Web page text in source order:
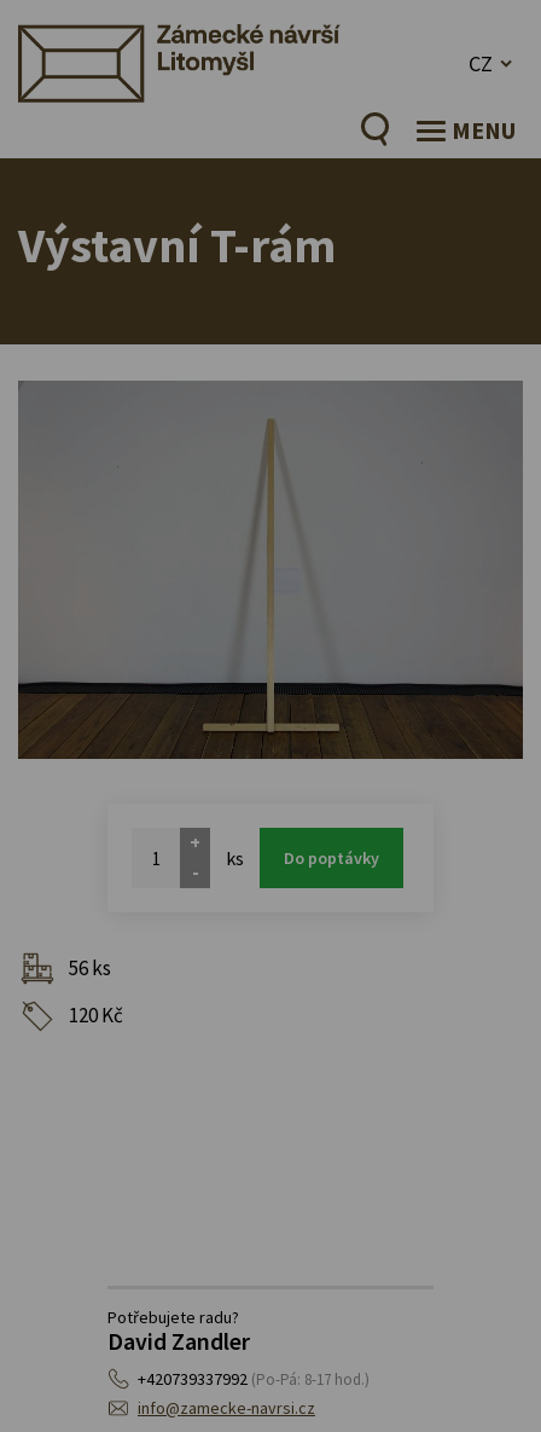
CZ
MENU
Výstavní T-rám
+
-
ks Do poptávky
56 ks
120 Kč
Potřebujete radu?
David Zandler
+420739337992 (Po-Pá: 8-17 hod.)
info@zamecke-navrsi.cz